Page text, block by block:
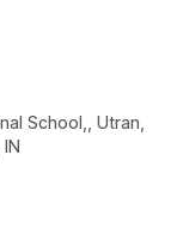
School,, Utran,